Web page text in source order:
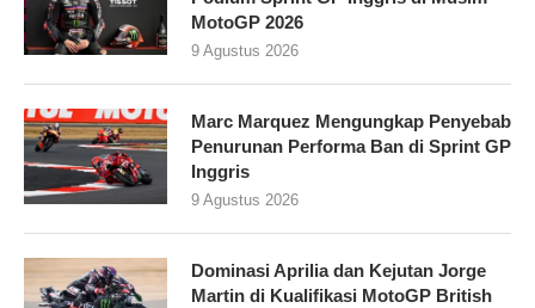
MotoGP 2026
9 Agustus 2026
Marc Marquez Mengungkap Penyebab
Penurunan Performa Ban di Sprint GP
Inggris
9 Agustus 2026
Dominasi Aprilia dan Kejutan Jorge
Martin di Kualifikasi MotoGP British